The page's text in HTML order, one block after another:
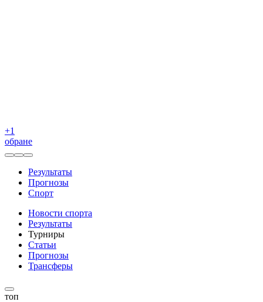
+1
обране
Результаты
Прогнозы
Спорт
Новости спорта
Результаты
Турниры
Статьи
Прогнозы
Трансферы
топ